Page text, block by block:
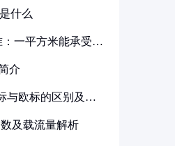
什么
一平方米能承受多
介
与欧标的区别及其
及载流量解析